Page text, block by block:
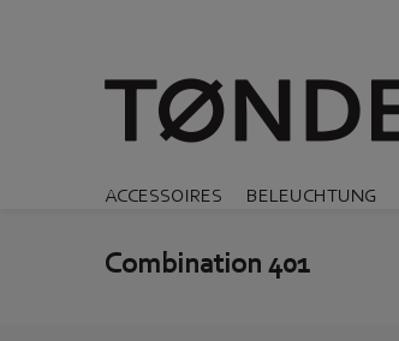
ACCESSOIRES BELEUCHTUNG
Combination 401